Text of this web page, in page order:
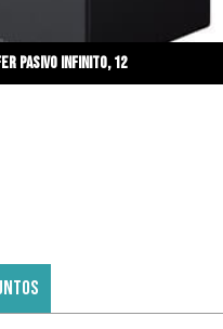
pasivo infinito, 12